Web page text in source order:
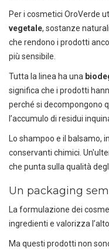
Per i cosmetici OroVerde
vegetale, sostanze
che rendono i prodotti
più sensibile.
Tutta la linea ha una
significa che i prodotti
perché si decompongono
l’accumulo di residui
Lo shampoo e il balsamo,
conservanti chimici.
che punta sulla qualità
Un packaging
La formulazione dei
ingredienti e valorizza
Ma questi prodotti non